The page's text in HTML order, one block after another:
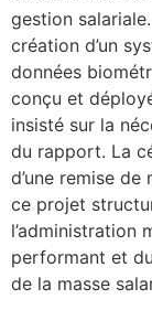
gestion
création d’un
données
conçu et
insisté sur la
du rapport. La
d’une remise
ce projet
l’administration
performant et
de la masse